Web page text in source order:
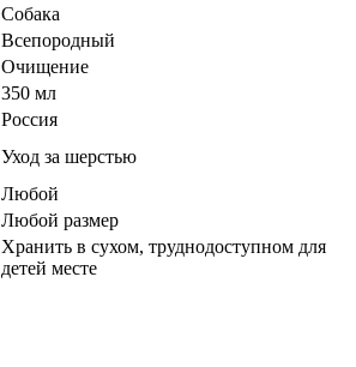
Собака
Всепородный
Очищение
350 мл
Россия
Уход за шерстью
Любой
Любой размер
Хранить в сухом, труднодоступном для
детей месте